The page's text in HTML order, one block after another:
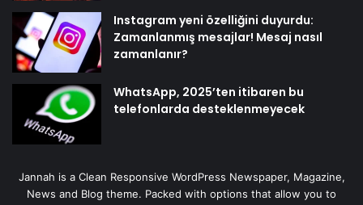
Instagram yeni özelliğini duyurdu:
Zamanlanmış mesajlar! Mesaj nasıl
zamanlanır?
WhatsApp, 2025’ten itibaren bu
telefonlarda desteklenmeyecek
Jannah is a Clean Responsive WordPress Newspaper, Magazine,
News and Blog theme. Packed with options that allow you to